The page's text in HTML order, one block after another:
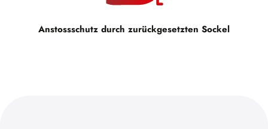
Anstossschutz durch zurückgesetzten Sockel